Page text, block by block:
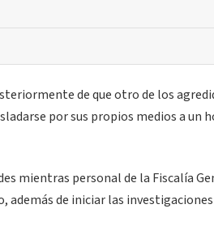
de que otro de los
por sus propios medios a un
mientras personal de la Fiscalía
de iniciar las